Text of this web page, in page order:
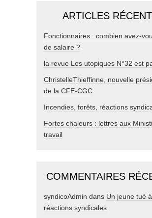
ARTICLES
Fonctionnaires : combien avez-
de salaire ?
la revue Les utopiques N°32 est
ChristelleThieffinne, nouvelle
de la CFE-CGC
Incendies, forêts, réactions
Fortes chaleurs : lettres aux
travail
COMMENTAIRES
syndicoAdmin dans Un jeune tué
réactions syndicales